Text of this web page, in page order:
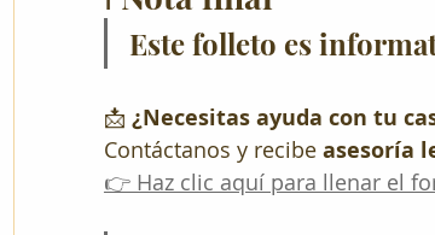
Este folleto es
📩 ¿Necesitas ayuda con tu
Contáctanos y recibe asesoría
👉 Haz clic aquí para llenar el